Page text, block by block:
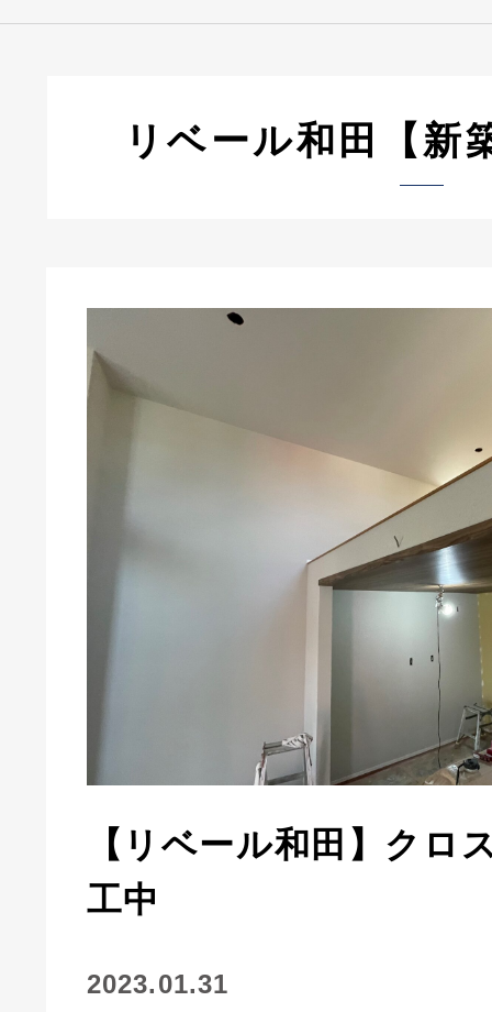
リベール和田【新
【リベール和田】クロ
工中
2023.01.31